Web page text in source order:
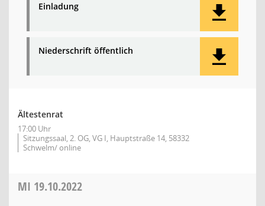
Einladung
Niederschrift öffentlich
Ältestenrat
17:00 Uhr
Sitzungssaal, 2. OG, VG I, Hauptstraße 14, 58332
Schwelm/ online
MI 19.10.2022